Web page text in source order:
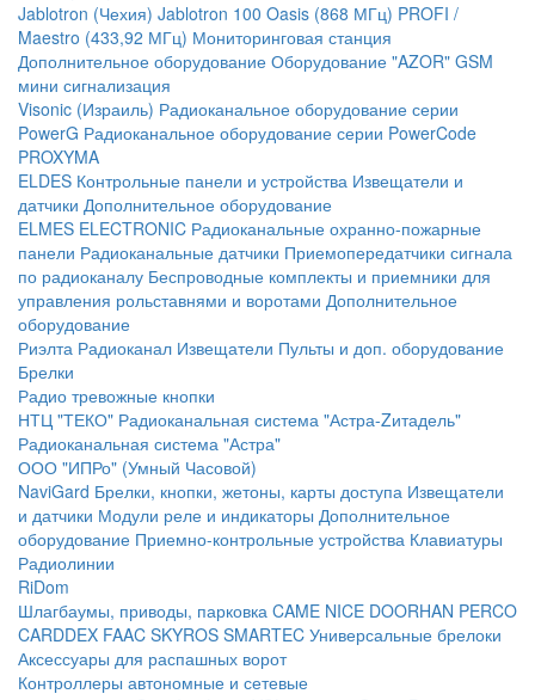
Jablotron (Чехия) Jablotron 100 Oasis (868 МГц) PROFI /
Maestro (433,92 МГц) Мониторинговая станция
Дополнительное оборудование Оборудование "AZOR" GSM
мини сигнализация
Visonic (Израиль) Радиоканальное оборудование серии
PowerG Радиоканальное оборудование серии PowerCode
PROXYMA
ELDES Контрольные панели и устройства Извещатели и
датчики Дополнительное оборудование
ELMES ELECTRONIC Радиоканальные охранно-пожарные
панели Радиоканальные датчики Приемопередатчики сигнала
по радиоканалу Беспроводные комплекты и приемники для
управления рольставнями и воротами Дополнительное
оборудование
Риэлта Радиоканал Извещатели Пульты и доп. оборудование
Брелки
Радио тревожные кнопки
НТЦ "ТЕКО" Радиоканальная система "Астра-Zитадель"
Радиоканальная система "Астра"
ООО "ИПРо" (Умный Часовой)
NaviGard Брелки, кнопки, жетоны, карты доступа Извещатели
и датчики Модули реле и индикаторы Дополнительное
оборудование Приемно-контрольные устройства Клавиатуры
Радиолинии
RiDom
Шлагбаумы, приводы, парковка CAME NICE DOORHAN PERCO
CARDDEX FAAC SKYROS SMARTEC Универсальные брелоки
Аксессуары для распашных ворот
Контроллеры автономные и сетевые